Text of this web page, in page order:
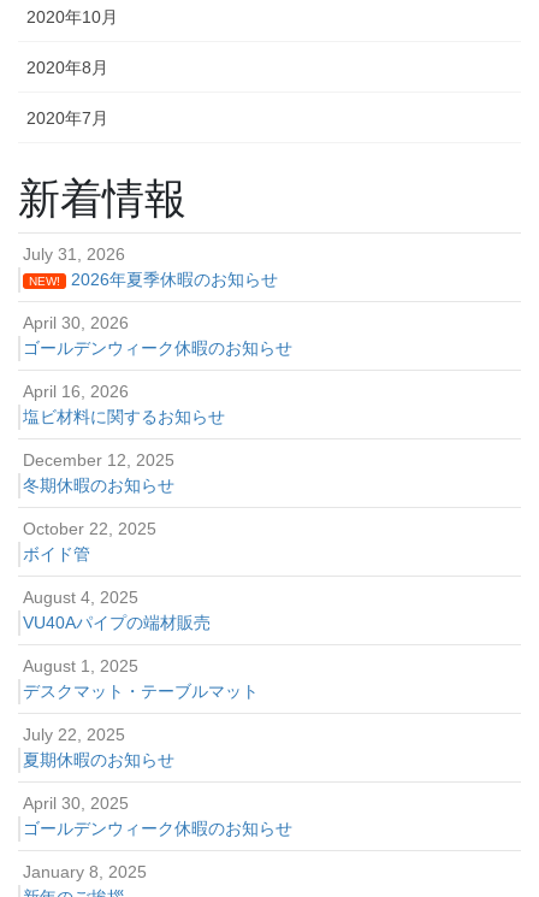
2020年10月
2020年8月
2020年7月
新着情報
July 31, 2026
NEW! 2026年夏季休暇のお知らせ
April 30, 2026
ゴールデンウィーク休暇のお知らせ
April 16, 2026
塩ビ材料に関するお知らせ
December 12, 2025
冬期休暇のお知らせ
October 22, 2025
ボイド管
August 4, 2025
VU40Aパイプの端材販売
August 1, 2025
デスクマット・テーブルマット
July 22, 2025
夏期休暇のお知らせ
April 30, 2025
ゴールデンウィーク休暇のお知らせ
January 8, 2025